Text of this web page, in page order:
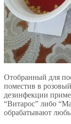
Отобранный для
поместив в
дезинфекции
“Витарос” либо
обрабатывают